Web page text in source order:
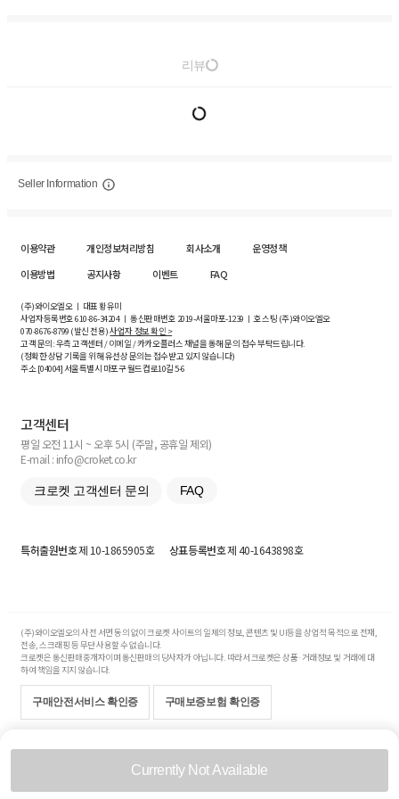
Currently Not Available
리뷰
Seller Information
이용약관 개인정보처리방침 회사소개
운영정책
이용방법
공지사항 이벤트 FAQ
(주)와이오엘오 ㅣ 대표 황유미
사업자등록번호610-86-34204ㅣ 통신판매번호 2019-서울마포-1239 ㅣ 호스팅 (주)와이오엘오
070-8676-8799 (발신 전용)사업자 정보 확인 >
고객 문의: 우측 고객센터 / 이메일 / 카카오플러스 채널을 통해 문의 접수 부탁드립니다.
(정확한 상담 기록을 위해 유선상 문의는 접수받고 있지 않습니다)
주소 [04004] 서울특별시 마포구 월드컵로10길5-6
고객센터
평일 오전 11시 ~ 오후 5시 (주말, 공휴일 제외)
E-mail : info@croket.co.kr
크로켓 고객센터 문의 FAQ
특허출원번호제 10-1865905호 상표등록번호제 40-1643898호
(주)와이오엘오의 사전 서면 동의 없이 크로켓 사이트의 일체의 정보, 콘텐츠 및 UI등을 상업적 목적으로 전재,
전송, 스크래핑 등 무단 사용할 수 없습니다.
크로켓은 통신판매중개자이며 통신판매의 당사자가 아닙니다. 따라서 크로켓은 상품·거래정보 및 거래에 대
하여 책임을 지지 않습니다.
구매안전서비스 확인증 구매보증보험 확인증